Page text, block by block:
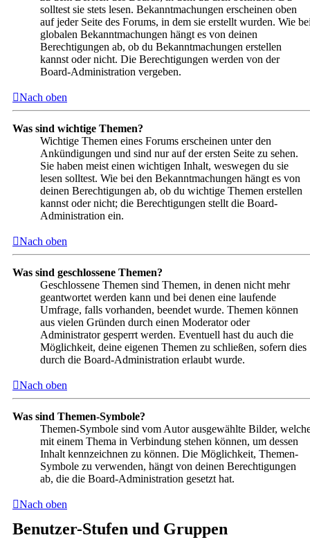
solltest sie stets lesen. Bekanntmachungen erscheinen oben
auf jeder Seite des Forums, in dem sie erstellt wurden. Wie
globalen Bekanntmachungen hängt es von deinen
Berechtigungen ab, ob du Bekanntmachungen erstellen
kannst oder nicht. Die Berechtigungen werden von der
Board-Administration vergeben.
Nach oben
Was sind wichtige Themen?
Wichtige Themen eines Forums erscheinen unter den
Ankündigungen und sind nur auf der ersten Seite zu sehen.
Sie haben meist einen wichtigen Inhalt, weswegen du sie
lesen solltest. Wie bei den Bekanntmachungen hängt es von
deinen Berechtigungen ab, ob du wichtige Themen erstellen
kannst oder nicht; die Berechtigungen stellt die Board-
Administration ein.
Nach oben
Was sind geschlossene Themen?
Geschlossene Themen sind Themen, in denen nicht mehr
geantwortet werden kann und bei denen eine laufende
Umfrage, falls vorhanden, beendet wurde. Themen können
aus vielen Gründen durch einen Moderator oder
Administrator gesperrt werden. Eventuell hast du auch die
Möglichkeit, deine eigenen Themen zu schließen, sofern dies
durch die Board-Administration erlaubt wurde.
Nach oben
Was sind Themen-Symbole?
Themen-Symbole sind vom Autor ausgewählte Bilder,
mit einem Thema in Verbindung stehen können, um dessen
Inhalt kennzeichnen zu können. Die Möglichkeit, Themen-
Symbole zu verwenden, hängt von deinen Berechtigungen
ab, die die Board-Administration gesetzt hat.
Nach oben
Benutzer-Stufen und Gruppen